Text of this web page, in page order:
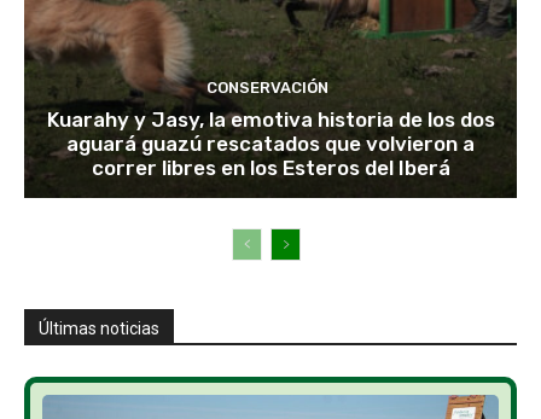
CONSERVACIÓN
Kuarahy y Jasy, la emotiva historia de los dos
aguará guazú rescatados que volvieron a
correr libres en los Esteros del Iberá
Últimas noticias